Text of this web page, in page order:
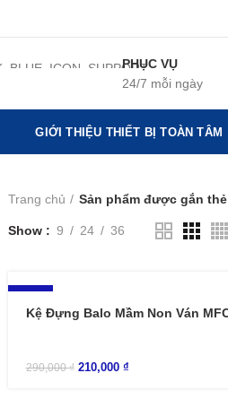
PHỤC VỤ
24/7 mỗi ngày
GIỚI THIỆU THIẾT BỊ TOÀN TÂM
Trang chủ Sản phẩm được gắn
Show 9 24 36
Kệ Đựng Balo Mầm Non Ván
290,000₫ 210,000 ₫